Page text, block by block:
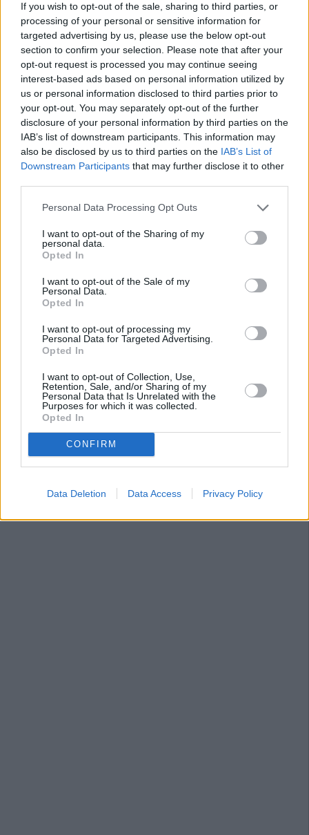
If you wish to opt-out of the sale, sharing to third parties, or
processing of your personal or sensitive information for
targeted advertising by us, please use the below opt-out
section to confirm your selection. Please note that after your
opt-out request is processed you may continue seeing
interest-based ads based on personal information utilized by
us or personal information disclosed to third parties prior to
your opt-out. You may separately opt-out of the further
disclosure of your personal information by third parties on the
IAB’s list of downstream participants. This information may
also be disclosed by us to third parties on the IAB’s List of
Downstream Participants that may further disclose it to other
Personal Data Processing Opt Outs
I want to opt-out of the Sharing of my
personal data.
Opted In
I want to opt-out of the Sale of my
Personal Data.
Opted In
I want to opt-out of processing my
Personal Data for Targeted Advertising.
Opted In
I want to opt-out of Collection, Use,
Retention, Sale, and/or Sharing of my
Personal Data that Is Unrelated with the
Purposes for which it was collected.
Opted In
CONFIRM
Data Deletion Data Access Privacy Policy
entregaron un ramo de flores y una carta redactada por
ellos mismos en la que alababan el esfuerzo y el carácter
que ha puesto la monitora en el aula. “Has sido buena
amiga y una gran profesora de pintura”, leía Purificación,
emocionada. Los alumnos agradecieron la entrega y la
profesionalidad de Purificación.